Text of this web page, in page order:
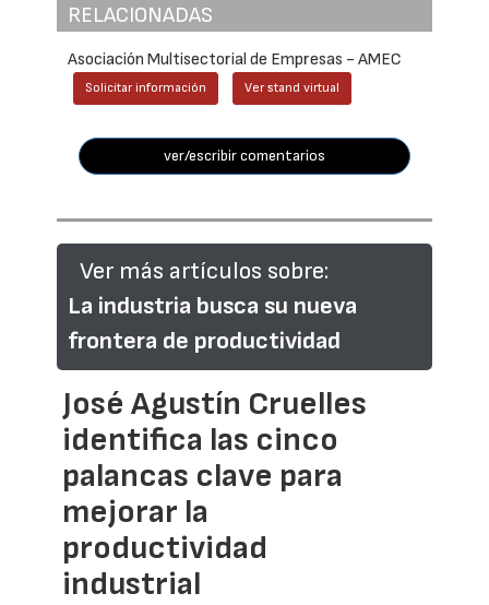
RELACIONADAS
Asociación Multisectorial de Empresas - AMEC
Solicitar información Ver stand virtual
ver/escribir comentarios
Ver más artículos sobre:
La industria busca su nueva
frontera de productividad
José Agustín Cruelles
identifica las cinco
palancas clave para
mejorar la
productividad
industrial